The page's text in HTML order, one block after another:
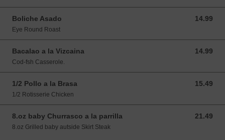
Boliche Asado 14.99
14.99 USD
Eye Round Roast
Bacalao a la Vizcaina 14.99
14.99 USD
Cod-fsh Casserole.
1/2 Pollo a la Brasa 15.49
15.49 USD
1/2 Rotisserie Chicken
8.oz baby Churrasco a la parrilla 21.49
21.49 USD
8.oz Grilled baby autside Skirt Steak